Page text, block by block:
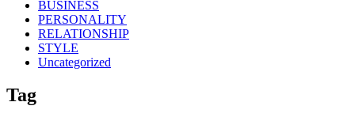
BUSINESS
PERSONALITY
RELATIONSHIP
STYLE
Uncategorized
Tag